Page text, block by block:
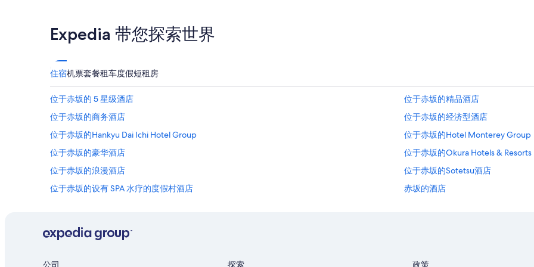
Expedia 带您探索世界
住宿机票套餐租车度假短租房
位于赤坂的 5 星级酒店
位于赤坂的精品酒店
位于赤坂的商务酒店
位于赤坂的经济型酒店
位于赤坂的Hankyu Dai Ichi Hotel Group
位于赤坂的Hotel Monterey Group
位于赤坂的豪华酒店
位于赤坂的Okura Hotels & Resorts
位于赤坂的浪漫酒店
位于赤坂的Sotetsu酒店
位于赤坂的设有 SPA 水疗的度假村酒店
赤坂的酒店
青山的酒店
麻布狸穴町的酒店
麻布十番站附近的酒店
公司 探索 政策